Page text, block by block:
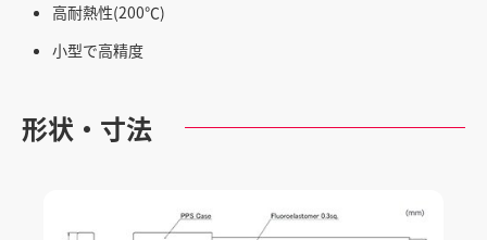
高耐熱性(200℃)
小型で高精度
形状・寸法